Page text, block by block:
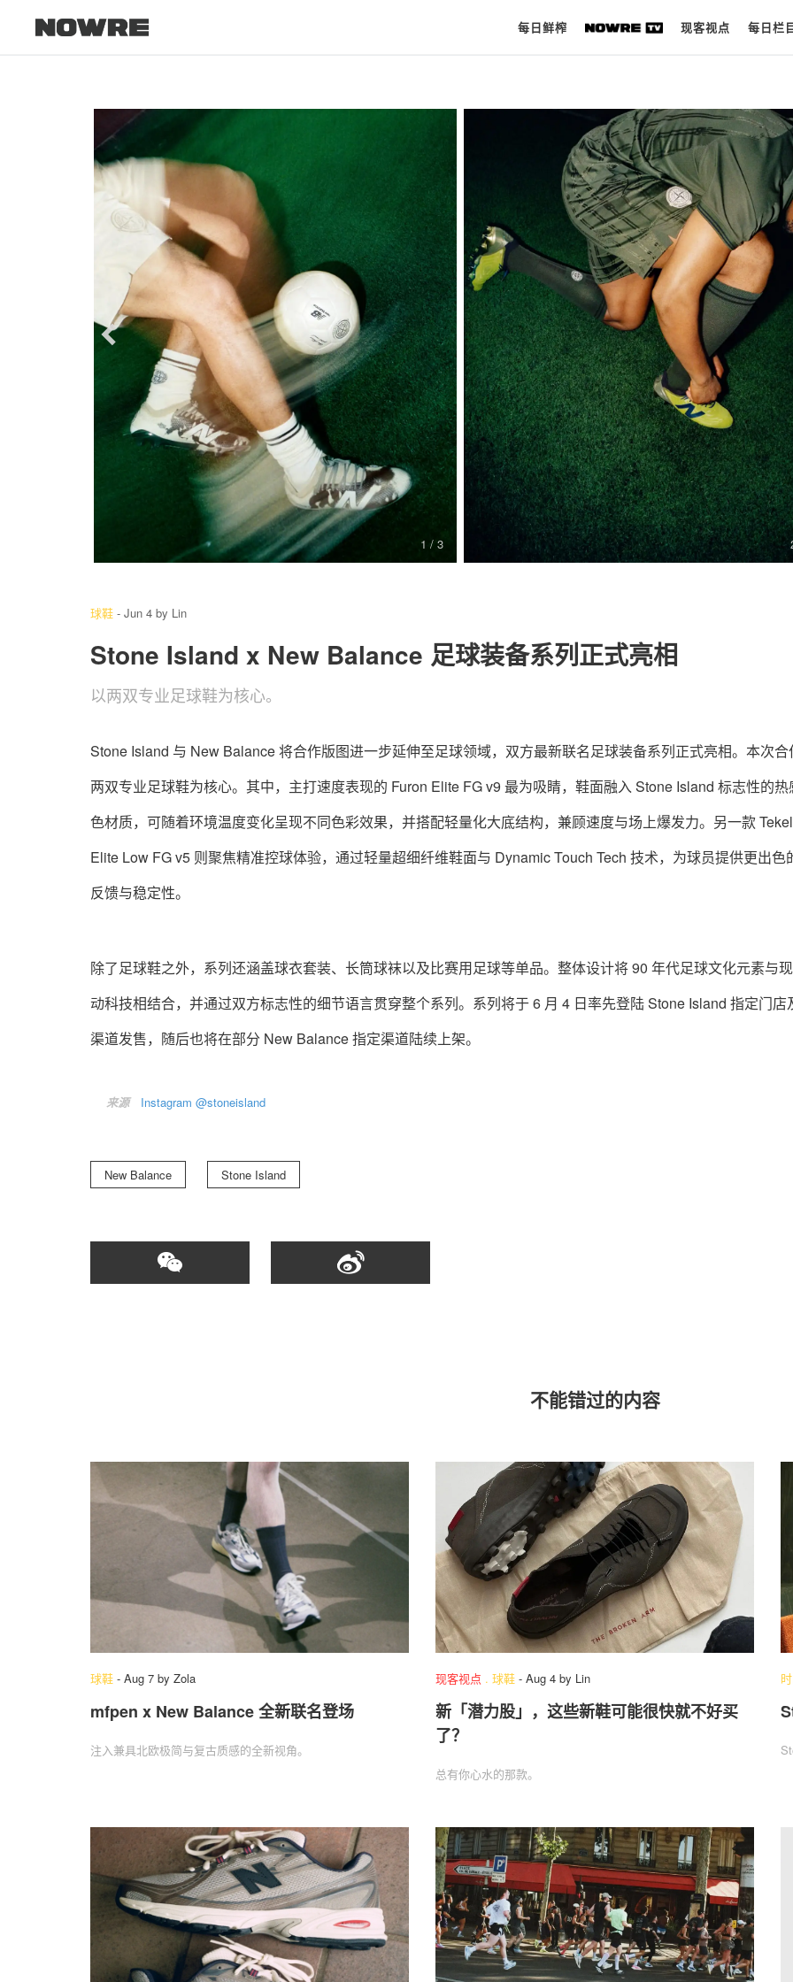
每日鲜榨 现客视点 每日栏
现客视点
每日栏目
时 尚
球 鞋
生 活
科 技
关于我们 联系我们
1 / 3
球鞋 - Jun 4 by Lin
Stone Island x New Balance 足球装备系列正式亮相
以两双专业足球鞋为核心。
Stone Island 与 New Balance 将合作版图进一步延伸至足球领域，双方最新联名足球装备系列正式亮相。本次合
两双专业足球鞋为核心。其中，主打速度表现的 Furon Elite FG v9 最为吸睛，鞋面融入 Stone Island 标志性的热
色材质，可随着环境温度变化呈现不同色彩效果，并搭配轻量化大底结构，兼顾速度与场上爆发力。另一款
Elite Low FG v5 则聚焦精准控球体验，通过轻量超细纤维鞋面与 Dynamic Touch Tech 技术，为球员提供更出色
反馈与稳定性。
除了足球鞋之外，系列还涵盖球衣套装、长筒球袜以及比赛用足球等单品。整体设计将 90 年代足球文化元素与
动科技相结合，并通过双方标志性的细节语言贯穿整个系列。系列将于 6 月 4 日率先登陆 Stone Island 指定门店
渠道发售，随后也将在部分 New Balance 指定渠道陆续上架。
来源 Instagram @stoneisland
New Balance Stone Island
不能错过的内容
球鞋 - Aug 7 by Zola
mfpen x New Balance 全新联名登场
注入兼具北欧极简与复古质感的全新视角。
现客视点 . 球鞋 - Aug 4 by Lin
新「潜力股」，这些新鞋可能很快就不好买
了？
总有你心水的那款。